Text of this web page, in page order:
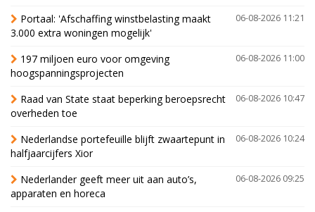
06-08-2026 11:21
Portaal: 'Afschaffing winstbelasting maakt
3.000 extra woningen mogelijk'
06-08-2026 11:00
197 miljoen euro voor omgeving
hoogspanningsprojecten
06-08-2026 10:47
Raad van State staat beperking beroepsrecht
overheden toe
06-08-2026 10:24
Nederlandse portefeuille blijft zwaartepunt in
halfjaarcijfers Xior
06-08-2026 09:25
Nederlander geeft meer uit aan auto’s,
apparaten en horeca